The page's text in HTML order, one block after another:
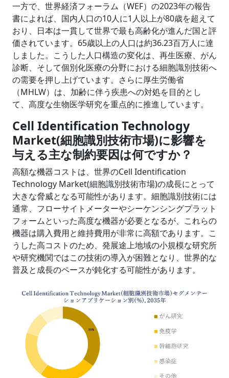
一方で、世界経済フォーラム（WEF）の2023年の報告
書によれば、国内人口の10人に1人以上が80歳を超えて
おり、日本は一貫して世界で最も高齢化が進んだ国と評
価されています。65歳以上の人口は約36.23百万人に達
しました。こうした人口構造の変化は、再生医療、がん
診断、そして個別化医療の分野における細胞識別技術へ
の需要を押し上げています。さらに厚生労働省
（MHLW）は、加齢に伴う疾患への対処を目的とし
て、高度な生物医学研究を重点的に推進しています。
Cell Identification Technology
Market(細胞識別技術市場)に影響を
与える主な制約要因は何ですか？
高額な機器コストは、世界のCell Identification
Technology Market(細胞識別技術市場)の成長にとって
大きな脅威となる可能性があります。細胞識別技術には
通常、フローサイトメーターやシーケンシングプラット
フォームといった高度な機器が必要となるが、これらの
機器は購入費用と維持費用が非常に高額であります。こ
うした高コストのため、発展途上地域の小規模な研究所
や研究機関ではこの技術の導入が困難となり、世界的な
普及と成長のペースが鈍化する可能性があります。